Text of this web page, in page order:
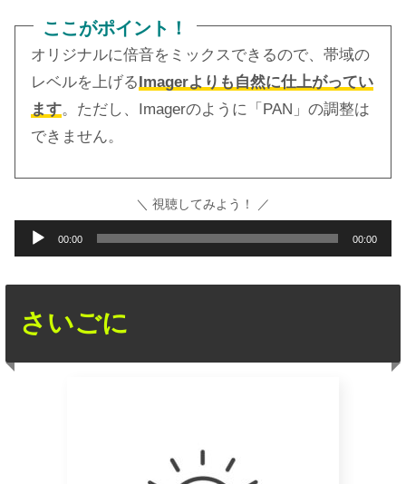
ここがポイント！
オリジナルに倍音をミックスできるので、帯域の
レベルを上げる Imagerよりも自然に仕上がってい
ます。ただし、Imagerのように「PAN」の調整は
できません。
＼ 視聴してみよう！ ／
声
プ
レ
ヤ
00:00 00:00
さいごに